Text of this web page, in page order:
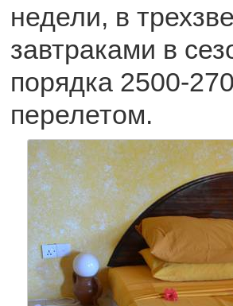
недели, в
завтраками в
порядка 2500-
перелетом.